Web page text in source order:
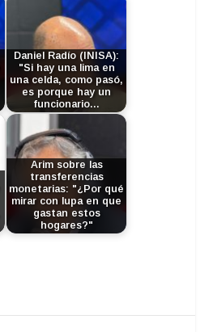
Daniel Radío (INISA):
"Si hay una lima en
una celda, como pasó,
es porque hay un
funcionario…
Arim sobre las
transferencias
monetarias: "¿Por qué
mirar con lupa en que
gastan estos
hogares?"